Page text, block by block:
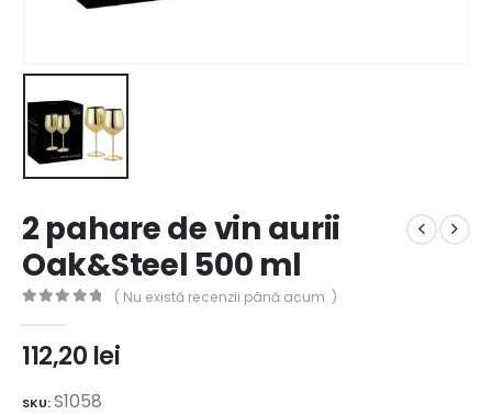
2 pahare de vin aurii
Oak&Steel 500 ml
( Nu există recenzii până acum. )
112,20 lei
SKU:S1058